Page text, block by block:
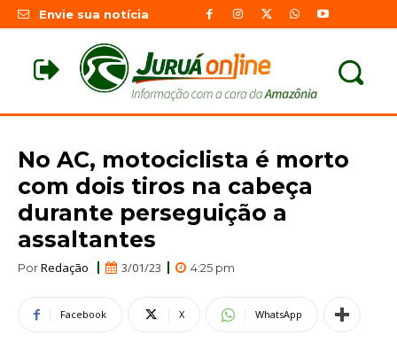
Envie sua notícia
No AC, motociclista é morto
com dois tiros na cabeça
durante perseguição a
assaltantes
PorRedação 3/01/23 4:25 pm
Facebook X WhatsApp